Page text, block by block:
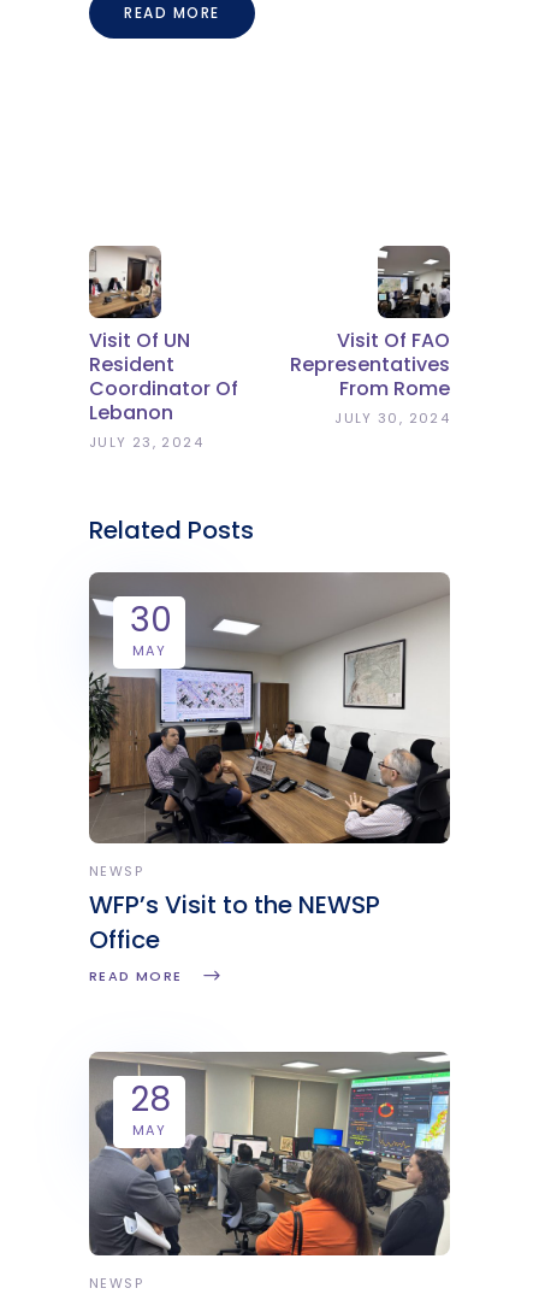
READ MORE
Visit Of UN
Resident
Coordinator Of
Lebanon
JULY 23, 2024
Visit Of FAO
Representatives
From Rome
JULY 30, 2024
Related Posts
30
MAY
NEWSP
WFP’s Visit to the NEWSP
Office
READ MORE
28
MAY
NEWSP